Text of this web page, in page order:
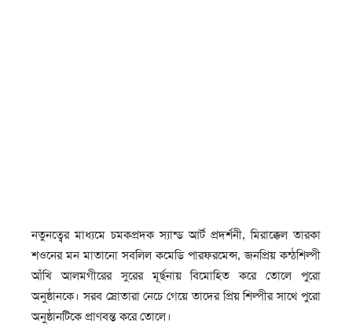
নতুনত্বের মাধ্যমে চমকপ্রদক স্যান্ড আর্ট প্রদর্শনী, মিরাক্কেল তারকা
শওনের মন মাতানো সবলিল কমেডি পারফরমেন্স, জনপ্রিয় কন্ঠশিল্পী
আঁখি আলমগীরের সুরের মূর্ছনায় বিমোহিত করে তোলে পুরো
অনুষ্ঠানকে। সরব স্রোতারা নেচে গেয়ে তাদের প্রিয় শিল্পীর সাথে পুরো
অনুষ্ঠানটিকে প্রাণবন্ত করে তোলে।